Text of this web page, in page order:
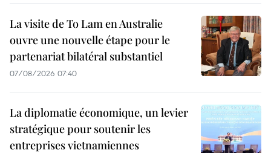
La visite de To Lam en Australie
ouvre une nouvelle étape pour le
partenariat bilatéral substantiel
07/08/2026 07:40
La diplomatie économique, un levier
stratégique pour soutenir les
entreprises vietnamiennes